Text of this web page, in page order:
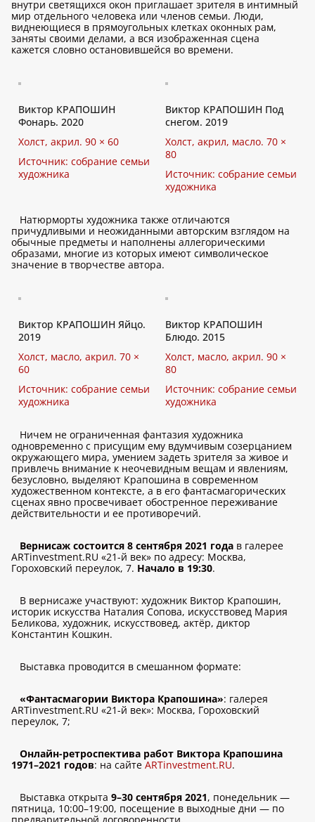
внутри светящихся окон приглашает зрителя в интимный
мир отдельного человека или членов семьи. Люди,
виднеющиеся в прямоугольных клетках оконных рам,
заняты своими делами, а вся изображенная сцена
кажется словно остановившейся во времени.
Виктор КРАПОШИН
Фонарь. 2020
Холст, акрил. 90 × 60
Источник: собрание семьи
художника
Виктор КРАПОШИН Под
снегом. 2019
Холст, акрил, масло. 70 ×
80
Источник: собрание семьи
художника
Натюрморты художника также отличаются
причудливыми и неожиданными авторским взглядом на
обычные предметы и наполнены аллегорическими
образами, многие из которых имеют символическое
значение в творчестве автора.
Виктор КРАПОШИН Яйцо.
2019
Холст, масло, акрил. 70 ×
60
Источник: собрание семьи
художника
Виктор КРАПОШИН
Блюдо. 2015
Холст, масло, акрил. 90 ×
80
Источник: собрание семьи
художника
Ничем не ограниченная фантазия художника
одновременно с присущим ему вдумчивым созерцанием
окружающего мира, умением задеть зрителя за живое и
привлечь внимание к неочевидным вещам и явлениям,
безусловно, выделяют Крапошина в современном
художественном контексте, а в его фантасмагорических
сценах явно просвечивает обостренное переживание
действительности и ее противоречий.
Вернисаж состоится 8 сентября 2021 года в галерее
ARTinvestment.RU «21-й век» по адресу: Москва,
Гороховский переулок, 7. Начало в 19:30.
В вернисаже участвуют: художник Виктор Крапошин,
историк искусства Наталия Сопова, искусствовед Мария
Беликова, художник, искусствовед, актёр, диктор
Константин Кошкин.
Выставка проводится в смешанном формате:
«Фантасмагории Виктора Крапошина»: галерея
ARTinvestment.RU «21-й век»: Москва, Гороховский
переулок, 7;
Онлайн-ретроспектива работ Виктора Крапошина
1971–2021 годов: на сайте ARTinvestment.RU.
Выставка открыта 9–30 сентября 2021, понедельник —
пятница, 10:00–19:00, посещение в выходные дни — по